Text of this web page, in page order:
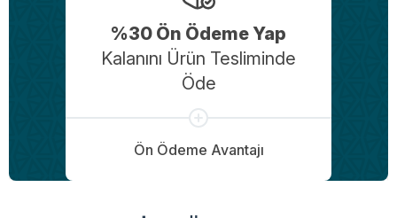
%30 Ön Ödeme Yap
Kalanını Ürün Tesliminde
Öde
Ön Ödeme Avantajı